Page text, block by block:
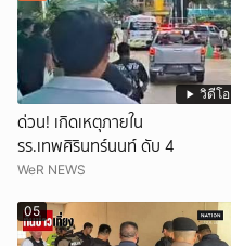
วิดีโอ
ด่วน! เกิดเหตุภายใน
รร.เทพศิรินทร์นนท์ ดับ 4
WeR NEWS
05